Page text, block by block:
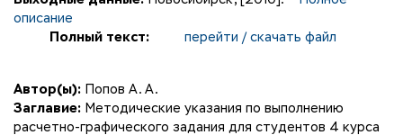
описание
Полный текст:
перейти / скачать файл
Автор(ы): Попов А. А.
Заглавие: Методические указания по выполнению
расчетно-графического задания для студентов 4 курса